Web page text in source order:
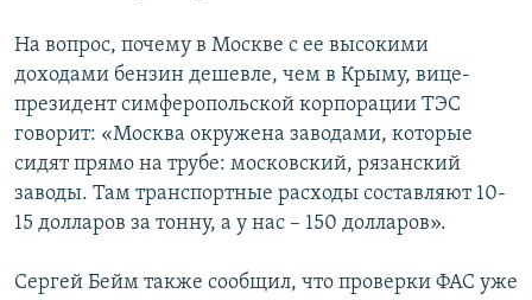
На вопрос, почему в Москве с ее высокими
доходами бензин дешевле, чем в Крыму, вице-
президент симферопольской корпорации TЭС
говорит: «Москва окружена заводами, которые
сидят прямо на трубе: московский, рязанский
заводы. Там транспортные расходы составляют 10-
15 долларов за тонну, а у нас – 150 долларов».
Сергей Бейм также сообщил, что проверки ФАС уже